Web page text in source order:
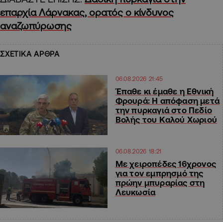
επαρχία Λάρνακας, ορατός ο κίνδυνος
αναζωπύρωσης
ΣΧΕΤΙΚΑ ΑΡΘΡΑ
06.08.2026 21:45
Έπαθε κι έμαθε η Εθνική
Φρουρά: Η απόφαση μετά
την πυρκαγιά στο Πεδίο
Βολής του Καλού Χωριού
06.08.2026 18:21
Με χειροπέδες 16χρονος
για τον εμπρησμό της
πρώην μπυραρίας στη
Λευκωσία